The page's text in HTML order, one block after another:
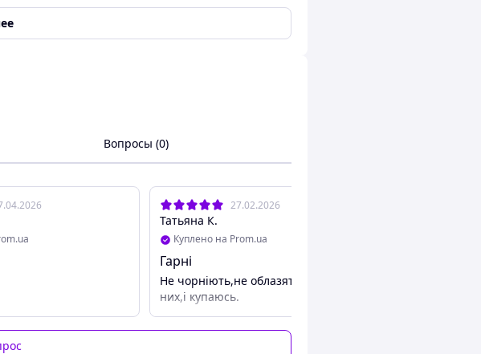
детали. Стильный дизайн, качественное
для повседневной носки, так и для
надолго.
Вопросы (0)
27.02.2026
Татьяна К.
Куплено на Prom.ua
Гарні
Не чорніють,не облазять,і сплю в
них,і купаюсь.